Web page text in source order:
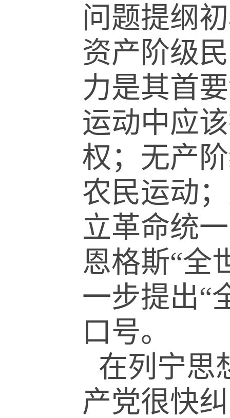
问题提纲
资产阶级
力是其首
运动中应
权；无产
农民运动
立革命统
恩格斯“全
一步提出“
口号。
在列宁思
产党很快